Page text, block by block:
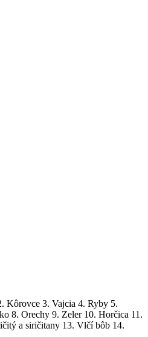
Kôrovce 3. Vajcia 4. Ryby 5.
8. Orechy 9. Zeler 10. Horčica 11.
a siričitany 13. Vlčí bôb 14.